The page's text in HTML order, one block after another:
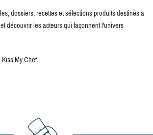
dossiers, recettes et sélections produits destinés à
découvrir les acteurs qui façonnent l'univers
My Chef.